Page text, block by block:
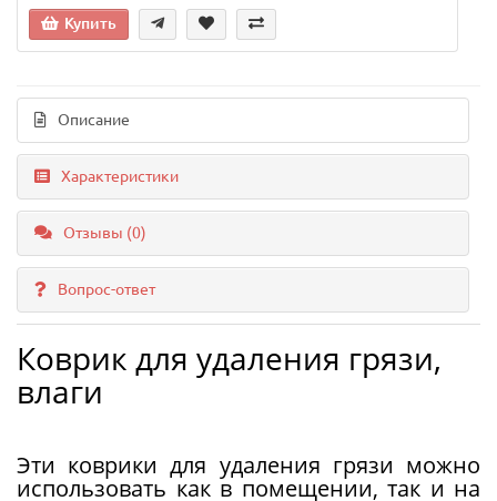
Купить
Описание
Характеристики
Отзывы (0)
Вопрос-ответ
Коврик для удаления грязи,
влаги
Эти коврики для удаления грязи можно
использовать как в помещении, так и на